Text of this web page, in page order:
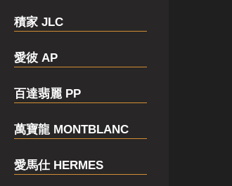
積家 JLC
愛彼 AP
百達翡麗 PP
萬寶龍 MONTBLANC
愛馬仕 HERMES